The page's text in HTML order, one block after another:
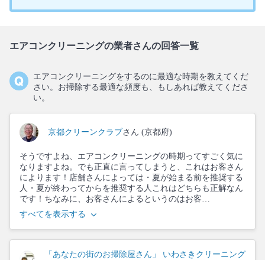
エアコンクリーニングの業者さんの回答一覧
エアコンクリーニングをするのに最適な時期を教えてくだ
さい。お掃除する最適な頻度も、もしあれば教えてくださ
い。
京都クリーンクラブ さん (京都府)
そうですよね、エアコンクリーニングの時期ってすごく気に
なりますよね。でも正直に言ってしまうと、これはお客さん
によります！店舗さんによっては・夏が始まる前を推奨する
人・夏が終わってからを推奨する人これはどちらも正解なん
です！ちなみに、お客さんによるというのはお客…
すべてを表示する
「あなたの街のお掃除屋さん」 いわさきクリーニング